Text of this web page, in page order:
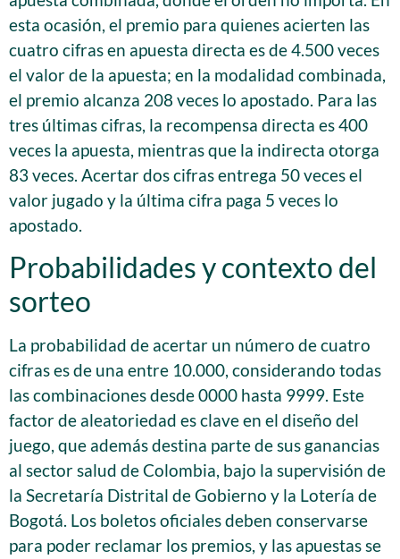
esta ocasión, el premio para quienes acierten las
cuatro cifras en apuesta directa es de 4.500 veces
el valor de la apuesta; en la modalidad combinada,
el premio alcanza 208 veces lo apostado. Para las
tres últimas cifras, la recompensa directa es 400
veces la apuesta, mientras que la indirecta otorga
83 veces. Acertar dos cifras entrega 50 veces el
valor jugado y la última cifra paga 5 veces lo
apostado.
Probabilidades y contexto del
sorteo
La probabilidad de acertar un número de cuatro
cifras es de una entre 10.000, considerando todas
las combinaciones desde 0000 hasta 9999. Este
factor de aleatoriedad es clave en el diseño del
juego, que además destina parte de sus ganancias
al sector salud de Colombia, bajo la supervisión de
la Secretaría Distrital de Gobierno y la Lotería de
Bogotá. Los boletos oficiales deben conservarse
para poder reclamar los premios, y las apuestas se